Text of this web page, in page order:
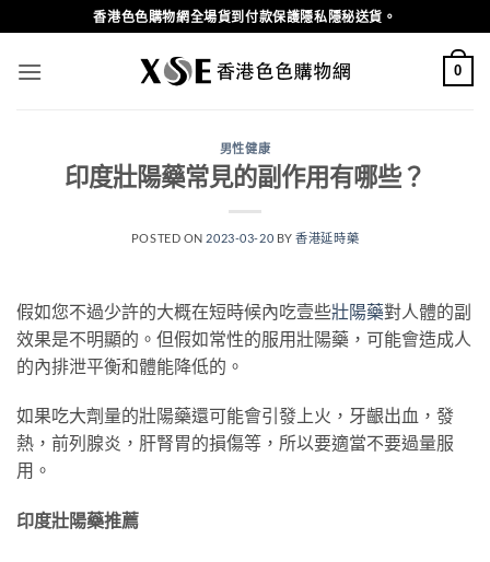
to
content
香港色色購物網全場貨到付款保護隱私隱秘送貨。
0
男性健康
印度壯陽藥常見的副作用有哪些？
POSTED ON 2023-03-20 BY香港延時藥
假如您不過少許的大概在短時候內吃壹些壯陽藥對人體的副
效果是不明顯的。但假如常性的服用壯陽藥，可能會造成人
的內排泄平衡和體能降低的。
如果吃大劑量的壯陽藥還可能會引發上火，牙齦出血，發
熱，前列腺炎，肝腎胃的損傷等，所以要適當不要過量服
用。
印度壯陽藥推薦